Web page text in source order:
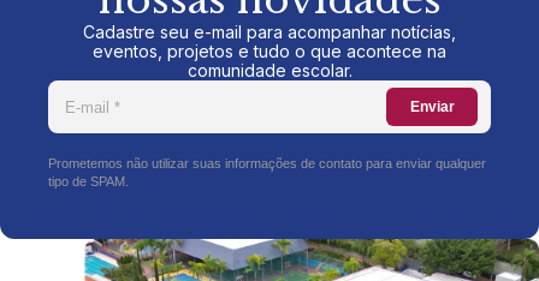
Cadastre seu e-mail para acompanhar notícias,
eventos, projetos e tudo o que acontece na
comunidade escolar.
Enviar
Prometemos não utilizar suas informações de contato para enviar qualquer
tipo de SPAM.